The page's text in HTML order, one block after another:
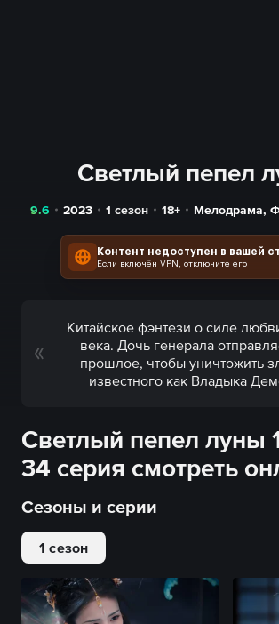
Светлый пепел
9.6 2023 1 сезон 18+ Мелодрама,
Контент недоступен в вашей
Если включён VPN, отключите его
Китайское фэнтези о силе
века. Дочь генерала
прошлое, чтобы уничтожить
известного как Владыка
Светлый пепел луны
34 серия смотреть
Сезоны и серии
1 сезон